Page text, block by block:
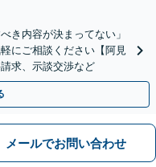
き内容が決まってない」
にご相談ください【阿見
求、示談交渉など
メールでお問い合わせ